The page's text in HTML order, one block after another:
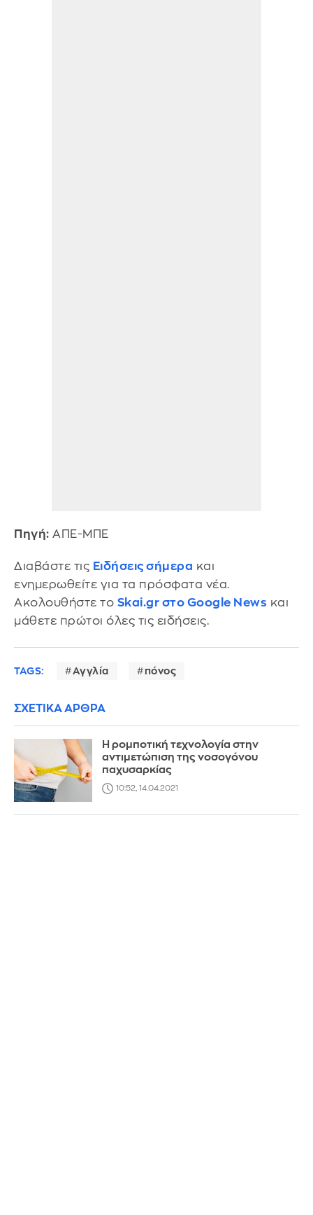
Πηγή: ΑΠΕ-ΜΠΕ
Διαβάστε τις Ειδήσεις σήμερα και
ενημερωθείτε για τα πρόσφατα νέα.
Ακολουθήστε το Skai.gr στο Google News και
μάθετε πρώτοι όλες τις ειδήσεις.
TAGS: Αγγλία πόνος
ΣΧΕΤΙΚΑ ΑΡΘΡΑ
Η ρομποτική τεχνολογία στην
αντιμετώπιση της νοσογόνου
παχυσαρκίας
10:52, 14.04.2021